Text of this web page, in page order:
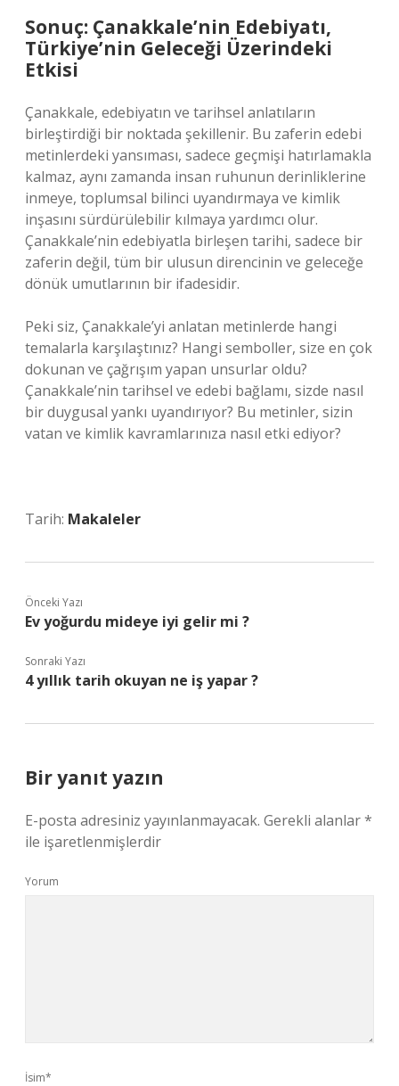
Sonuç: Çanakkale’nin Edebiyatı,
Türkiye’nin Geleceği Üzerindeki
Etkisi
Çanakkale, edebiyatın ve tarihsel anlatıların
birleştirdiği bir noktada şekillenir. Bu zaferin edebi
metinlerdeki yansıması, sadece geçmişi hatırlamakla
kalmaz, aynı zamanda insan ruhunun derinliklerine
inmeye, toplumsal bilinci uyandırmaya ve kimlik
inşasını sürdürülebilir kılmaya yardımcı olur.
Çanakkale’nin edebiyatla birleşen tarihi, sadece bir
zaferin değil, tüm bir ulusun direncinin ve geleceğe
dönük umutlarının bir ifadesidir.
Peki siz, Çanakkale’yi anlatan metinlerde hangi
temalarla karşılaştınız? Hangi semboller, size en çok
dokunan ve çağrışım yapan unsurlar oldu?
Çanakkale’nin tarihsel ve edebi bağlamı, sizde nasıl
bir duygusal yankı uyandırıyor? Bu metinler, sizin
vatan ve kimlik kavramlarınıza nasıl etki ediyor?
Tarih: Makaleler
Önceki Yazı
Ev yoğurdu mideye iyi gelir mi ?
Sonraki Yazı
4 yıllık tarih okuyan ne iş yapar ?
Bir yanıt yazın
E-posta adresiniz yayınlanmayacak. Gerekli alanlar*
ile işaretlenmişlerdir
Yorum
İsim*